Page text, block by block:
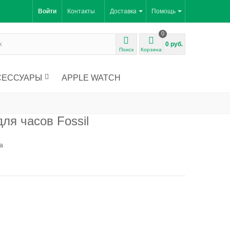
Помощь
Доставка
Контакты
Войти
Поиск Корзина
0
0 руб.
APPLE WATCH
часов Fossil